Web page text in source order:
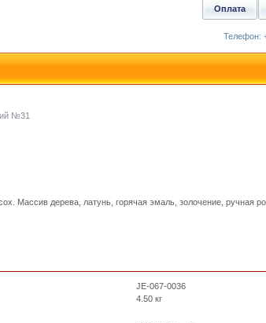
№31
Массив дерева, латунь, горячая эмаль, золочение, ручная
JE-067-0036
4.50 кг
Оплата
Телефон: